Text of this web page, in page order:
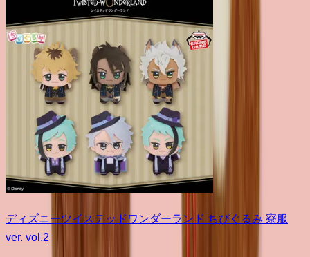
ディズニーツイステッドワンダーランド ちびぐるみ 寮服
ver. vol.2